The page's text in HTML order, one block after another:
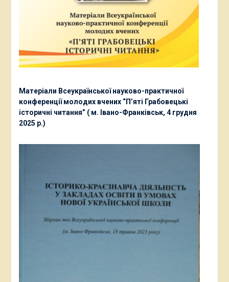
Матеріали Всеукраїнської науково-практичної
конференції молодих вчених “П’яті Грабовецькі
історичні читання” ( м. Івано-Франківськ, 4 грудня
2025 р.)